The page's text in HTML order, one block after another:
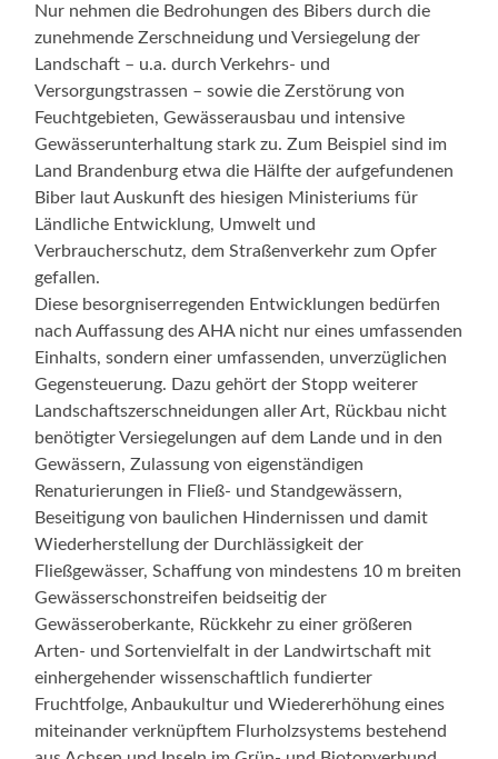
Nur nehmen die Bedrohungen des Bibers durch die
zunehmende Zerschneidung und Versiegelung der
Landschaft – u.a. durch Verkehrs- und
Versorgungstrassen – sowie die Zerstörung von
Feuchtgebieten, Gewässerausbau und intensive
Gewässerunterhaltung stark zu. Zum Beispiel sind im
Land Brandenburg etwa die Hälfte der aufgefundenen
Biber laut Auskunft des hiesigen Ministeriums für
Ländliche Entwicklung, Umwelt und
Verbraucherschutz, dem Straßenverkehr zum Opfer
gefallen.
Diese besorgniserregenden Entwicklungen bedürfen
nach Auffassung des AHA nicht nur eines umfassenden
Einhalts, sondern einer umfassenden, unverzüglichen
Gegensteuerung. Dazu gehört der Stopp weiterer
Landschaftszerschneidungen aller Art, Rückbau nicht
benötigter Versiegelungen auf dem Lande und in den
Gewässern, Zulassung von eigenständigen
Renaturierungen in Fließ- und Standgewässern,
Beseitigung von baulichen Hindernissen und damit
Wiederherstellung der Durchlässigkeit der
Fließgewässer, Schaffung von mindestens 10 m breiten
Gewässerschonstreifen beidseitig der
Gewässeroberkante, Rückkehr zu einer größeren
Arten- und Sortenvielfalt in der Landwirtschaft mit
einhergehender wissenschaftlich fundierter
Fruchtfolge, Anbaukultur und Wiedererhöhung eines
miteinander verknüpftem Flurholzsystems bestehend